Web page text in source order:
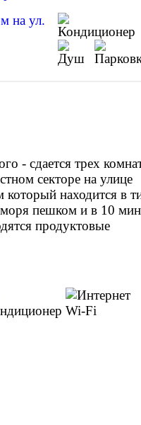
- сдается трех
секторе на улице
находится в
пешком и в 10
продуктовые